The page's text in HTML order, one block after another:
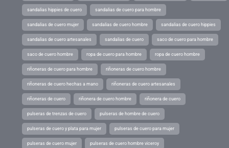
sandalias hippies de cuero sandalias de cuero para hombre
sandalias de cuero mujer sandalias de cuero hombre sandalias de cuero hippies
sandalias de cuero artesanales sandalias de cuero saco de cuero para hombre
saco de cuero hombre ropa de cuero para hombre ropa de cuero hombre
riñoneras de cuero para hombre riñoneras de cuero hombre
riñoneras de cuero hechas a mano riñoneras de cuero artesanales
riñoneras de cuero riñonera de cuero hombre riñonera de cuero
pulseras de trenzas de cuero pulseras de hombre de cuero
pulseras de cuero y plata para mujer pulseras de cuero para mujer
pulseras de cuero mujer pulseras de cuero hombre viceroy